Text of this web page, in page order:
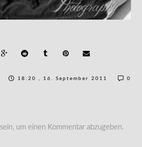
18:20 , 16. September 2011 0
sein, um einen Kommentar abzugeben.